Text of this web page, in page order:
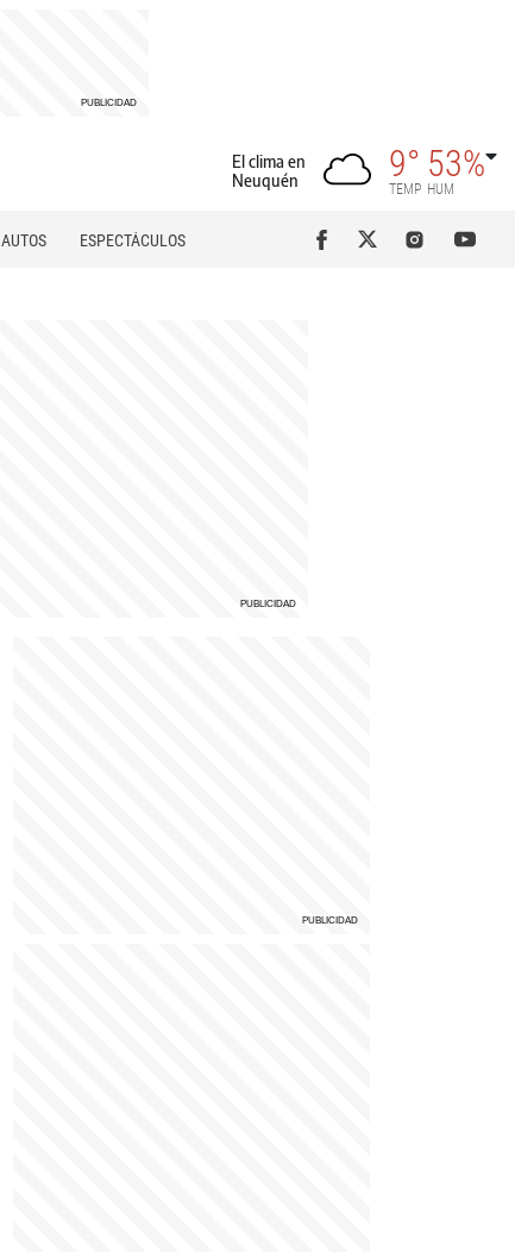
El clima en
Neuquén
9°
TEMP
53%
HUM
AUTOS
ESPECTÁCULOS